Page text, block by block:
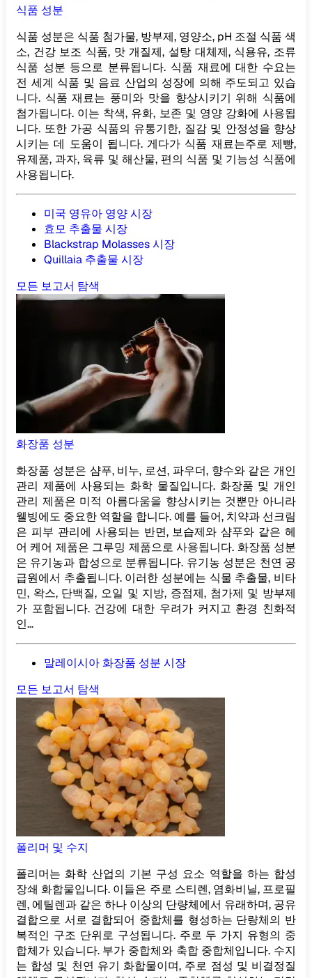
식품 성분
식품 성분은 식품 첨가물, 방부제, 영양소, pH 조절 식품 색
소, 건강 보조 식품, 맛 개질제, 설탕 대체제, 식용유, 조류
식품 성분 등으로 분류됩니다. 식품 재료에 대한 수요는
전 세계 식품 및 음료 산업의 성장에 의해 주도되고 있습
니다. 식품 재료는 풍미와 맛을 향상시키기 위해 식품에
첨가됩니다. 이는 착색, 유화, 보존 및 영양 강화에 사용됩
니다. 또한 가공 식품의 유통기한, 질감 및 안정성을 향상
시키는 데 도움이 됩니다. 게다가 식품 재료는주로 제빵,
유제품, 과자, 육류 및 해산물, 편의 식품 및 기능성 식품에
사용됩니다.
미국 영유아 영양 시장
효모 추출물 시장
Blackstrap Molasses 시장
Quillaia 추출물 시장
모든 보고서 탐색
화장품 성분
화장품 성분은 샴푸, 비누, 로션, 파우더, 향수와 같은 개인
관리 제품에 사용되는 화학 물질입니다. 화장품 및 개인
관리 제품은 미적 아름다움을 향상시키는 것뿐만 아니라
웰빙에도 중요한 역할을 합니다. 예를 들어, 치약과 선크림
은 피부 관리에 사용되는 반면, 보습제와 샴푸와 같은 헤
어 케어 제품은 그루밍 제품으로 사용됩니다. 화장품 성분
은 유기농과 합성으로 분류됩니다. 유기농 성분은 천연 공
급원에서 추출됩니다. 이러한 성분에는 식물 추출물, 비타
민, 왁스, 단백질, 오일 및 지방, 증점제, 첨가제 및 방부제
가 포함됩니다. 건강에 대한 우려가 커지고 환경 친화적
인...
말레이시아 화장품 성분 시장
모든 보고서 탐색
폴리머 및 수지
폴리머는 화학 산업의 기본 구성 요소 역할을 하는 합성
장쇄 화합물입니다. 이들은 주로 스티렌, 염화비닐, 프로필
렌, 에틸렌과 같은 하나 이상의 단량체에서 유래하며, 공유
결합으로 서로 결합되어 중합체를 형성하는 단량체의 반
복적인 구조 단위로 구성됩니다. 주로 두 가지 유형의 중
합체가 있습니다. 부가 중합체와 축합 중합체입니다. 수지
는 합성 및 천연 유기 화합물이며, 주로 점성 및 비결정질